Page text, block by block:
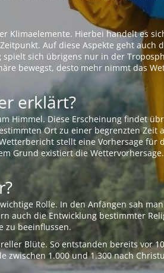
Klimaelemente. Hierbei handelt es
Auf diese Aspekte geht auch
sich übrigens nur in der
bewegst, desto mehr nimmt das
erklärt?
Himmel. Diese Erscheinung findet
Ort zu einer begrenzten Zeit
stellt eine Vorhersage für
Grund existiert die
Rolle. In den Anfängen sah
auch die Entwicklung bestimmter
zu beeinflussen.
Blüte. So entstanden bereits vor
1.000 und 1.300 nach